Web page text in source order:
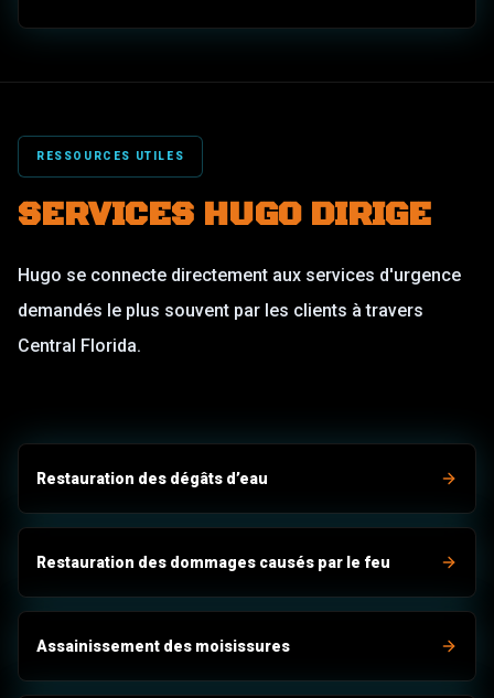
RESSOURCES UTILES
SERVICES HUGO DIRIGE
Hugo se connecte directement aux services d'urgence
demandés le plus souvent par les clients à travers
Central Florida.
Restauration des dégâts d’eau
Restauration des dommages causés par le feu
Assainissement des moisissures